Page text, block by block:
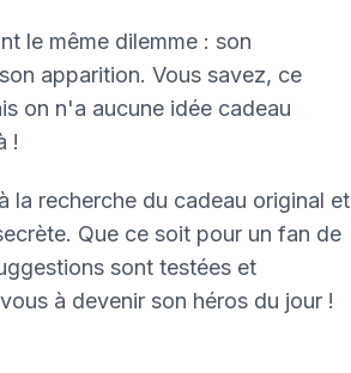
le même dilemme : son
apparition. Vous savez, ce
on n'a aucune idée cadeau
!
la recherche du cadeau original et
Que ce soit pour un fan de
sont testées et
à devenir son héros du jour !